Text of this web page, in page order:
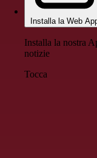
Installa la Web
Installa la nostra
notizie
Tocca